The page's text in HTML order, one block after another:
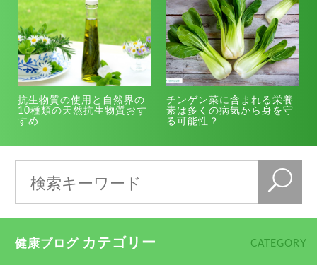
抗生物質の使用と自然界の
10種類の天然抗生物質おす
すめ
チンゲン菜に含まれる栄養
素は多くの病気から身を守
る可能性？
健康ブログ カテゴリー CATEGORY